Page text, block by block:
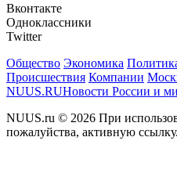
Вконтакте
Одноклассники
Twitter
Общество Экономика
Происшествия Компании
NUUS.RUНовости России и
NUUS.ru © 2026 При
пожалуйства, активную ссылку.